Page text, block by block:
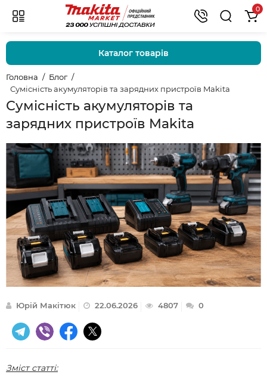
0
Каталог товарів
Головна
Блог
Сумісність акумуляторів та зарядних пристроїв Makita
Сумісність акумуляторів та
зарядних пристроїв Makita
Юрій Макітюк 22.06.2026 4807 0
Зміст статті: